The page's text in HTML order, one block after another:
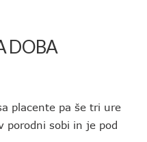
DOBA
placente pa še tri ure
porodni sobi in je pod